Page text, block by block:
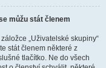
můžu stát členem
„Uživatelské skupiny“
stát členem některé z
tlačítko. Ne do všech